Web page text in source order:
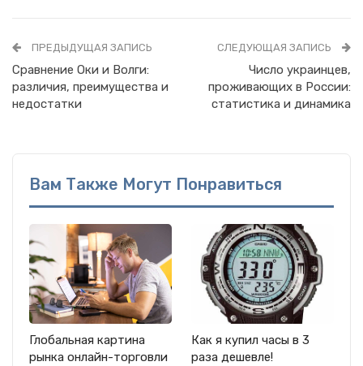
ПРЕДЫДУЩАЯ ЗАПИСЬ
Сравнение Оки и Волги:
различия, преимущества и
недостатки
СЛЕДУЮЩАЯ ЗАПИСЬ
Число украинцев,
проживающих в России:
статистика и динамика
Вам Также Могут Понравиться
Глобальная картина
рынка онлайн-торговли
Как я купил часы в 3
раза дешевле!